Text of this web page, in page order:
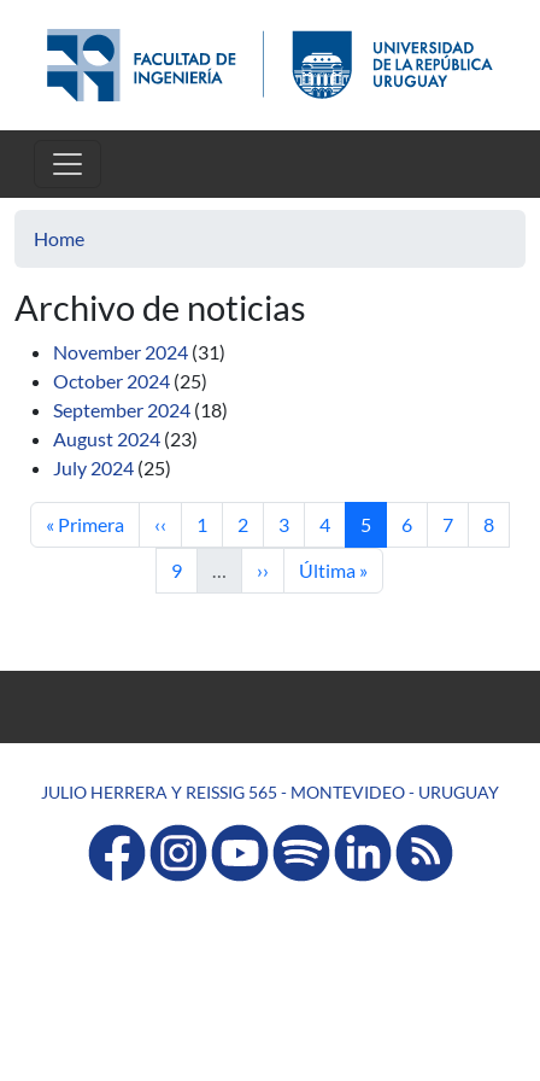
Home
Archivo de noticias
November 2024 (31)
October 2024 (25)
September 2024 (18)
August 2024 (23)
July 2024 (25)
First page
« Primera Previous page
‹‹ Page
1 Page
2 Page
3 Page
4 Current page
5 Page
6 Page
7 Page
8
Page
9 … Next page
›› Last page
Última »
JULIO HERRERA Y REISSIG 565 - MONTEVIDEO - URUGUAY